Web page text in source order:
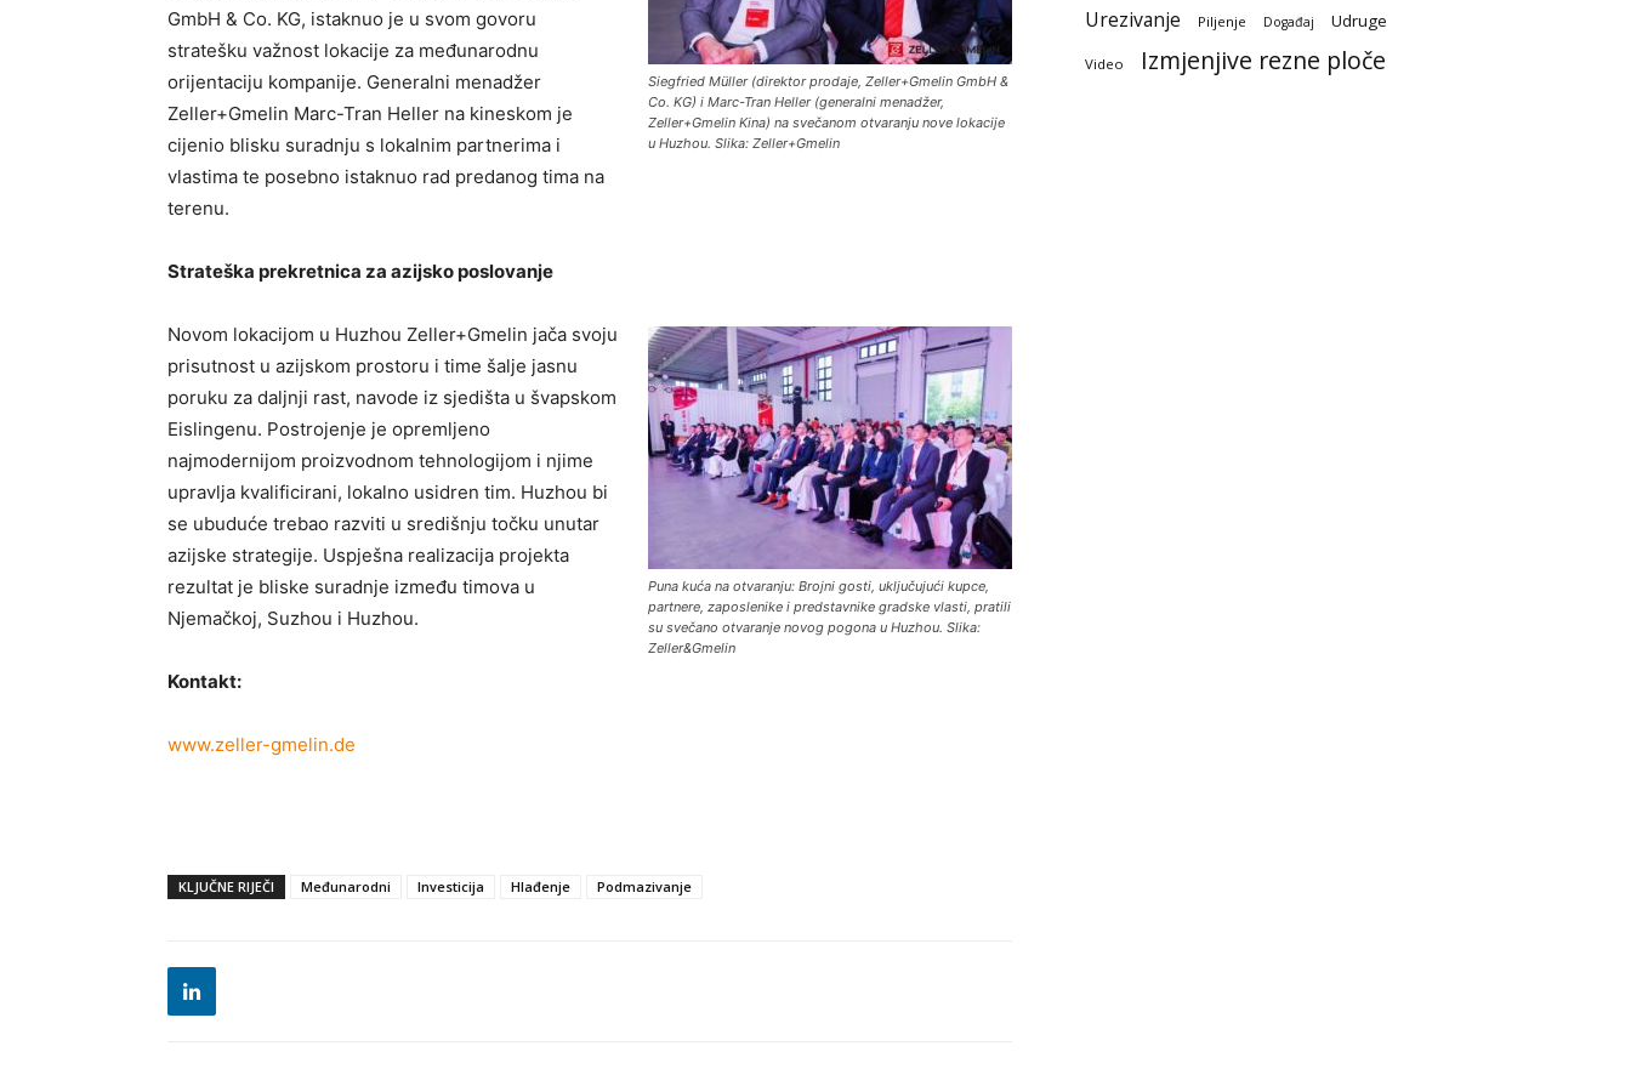
Siegfried Müller (direktor prodaje, Zeller+Gmelin GmbH &
Co. KG) i Marc-Tran Heller (generalni menadžer,
Zeller+Gmelin Kina) na svečanom otvaranju nove lokacije
u Huzhou. Slika: Zeller+Gmelin
GmbH & Co. KG, istaknuo je u svom govoru
stratešku važnost lokacije za međunarodnu
orijentaciju kompanije. Generalni menadžer
Zeller+Gmelin Marc-Tran Heller na kineskom je
cijenio blisku suradnju s lokalnim partnerima i
vlastima te posebno istaknuo rad predanog tima na
terenu.
Strateška prekretnica za azijsko poslovanje
Puna kuća na otvaranju: Brojni gosti, uključujući kupce,
partnere, zaposlenike i predstavnike gradske vlasti, pratili
su svečano otvaranje novog pogona u Huzhou. Slika:
Zeller&Gmelin
Novom lokacijom u Huzhou Zeller+Gmelin jača svoju
prisutnost u azijskom prostoru i time šalje jasnu
poruku za daljnji rast, navode iz sjedišta u švapskom
Eislingenu. Postrojenje je opremljeno
najmodernijom proizvodnom tehnologijom i njime
upravlja kvalificirani, lokalno usidren tim. Huzhou bi
se ubuduće trebao razviti u središnju točku unutar
azijske strategije. Uspješna realizacija projekta
rezultat je bliske suradnje između timova u
Njemačkoj, Suzhou i Huzhou.
Kontakt:
www.zeller-gmelin.de
KLJUČNE RIJEČI Međunarodni Investicija Hlađenje Podmazivanje
Urezivanje Piljenje Događaj Udruge
Video Izmjenjive rezne ploče